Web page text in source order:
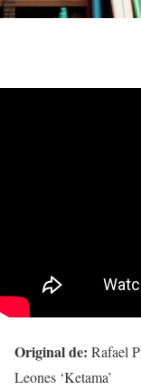
Original de: Rafael
Leones ‘Ketama’